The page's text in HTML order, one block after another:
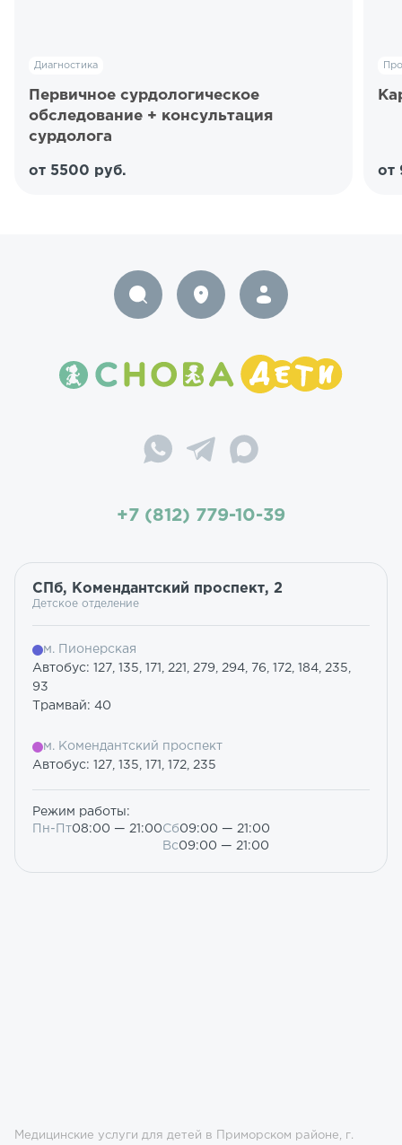
Диагностика
Первичное сурдологическое
обследование + консультация
сурдолога
от 5500 руб. от
+7 (812) 779-10-39
СПб, Комендантский проспект, 2
Детское отделение
м. Пионерская
Автобус: 127, 135, 171, 221, 279, 294, 76, 172, 184, 235,
93
Трамвай: 40
м. Комендантский проспект
Автобус: 127, 135, 171, 172, 235
Режим работы:
Пн-Пт08:00 — 21:00Сб09:00 — 21:00
Вс09:00 — 21:00
Медицинские услуги для детей в Приморском районе, г.